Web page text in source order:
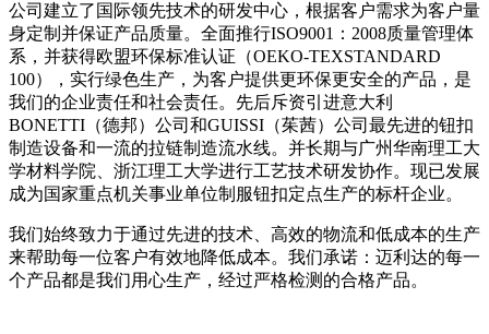
公司建立了国际领先技术的研发中心，根据客户需求为客户量
身定制并保证产品质量。全面推行ISO9001：2008质量管理体
系，并获得欧盟环保标准认证（OEKO-TEXSTANDARD
100），实行绿色生产，为客户提供更环保更安全的产品，是
我们的企业责任和社会责任。先后斥资引进意大利
BONETTI（德邦）公司和GUISSI（茱茜）公司最先进的钮扣
制造设备和一流的拉链制造流水线。并长期与广州华南理工大
学材料学院、浙江理工大学进行工艺技术研发协作。现已发展
成为国家重点机关事业单位制服钮扣定点生产的标杆企业。
我们始终致力于通过先进的技术、高效的物流和低成本的生产
来帮助每一位客户有效地降低成本。我们承诺：迈利达的每一
个产品都是我们用心生产，经过严格检测的合格产品。